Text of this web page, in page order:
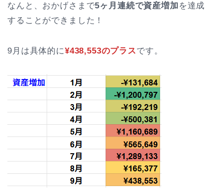
なんと、おかげさまで5ヶ月連続で資産増加 を達成
することができました！
9月は具体的に¥438,553のプラスです。